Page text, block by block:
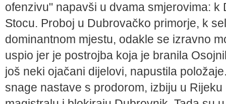
ofenzivu" napavši u dvama smjerovima: k
Stocu. Proboj u Dubrovačko primorje, k
dominantnom mjestu, odakle se izravno
uspio jer je postrojba koja je branila
još neki ojačani dijelovi, napustila
snage nastave s prodorom, izbiju u